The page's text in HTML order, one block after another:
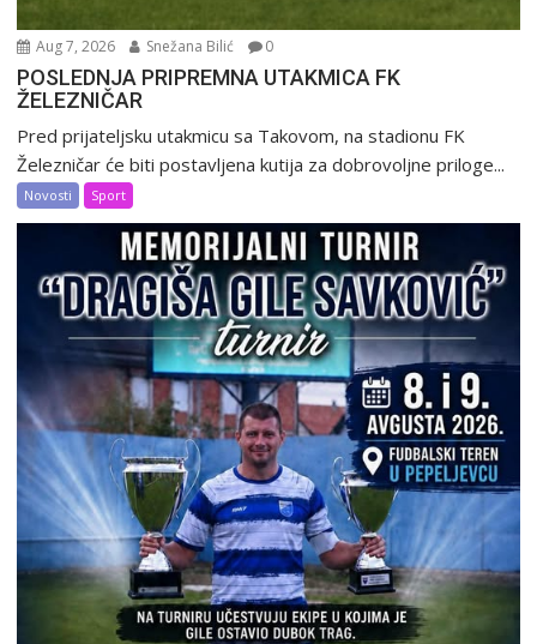
Aug 7, 2026 Snežana Bilić 0
POSLEDNJA PRIPREMNA UTAKMICA FK
ŽELEZNIČAR
Pred prijateljsku utakmicu sa Takovom, na stadionu FK
Železničar će biti postavljena kutija za dobrovoljne priloge...
Novosti Sport